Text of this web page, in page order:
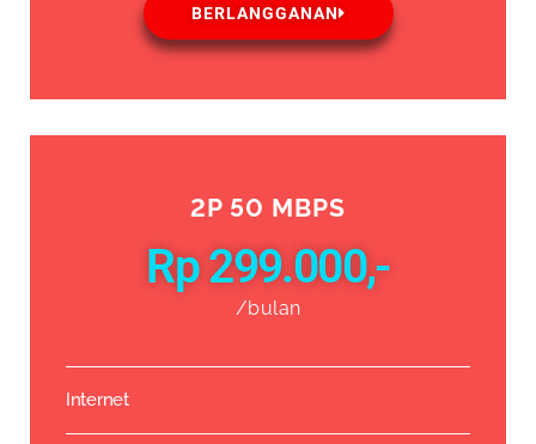
BERLANGGANAN
2P 50 MBPS
Rp 299.000,-
/bulan
Internet